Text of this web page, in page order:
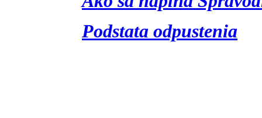
Podstata odpustenia